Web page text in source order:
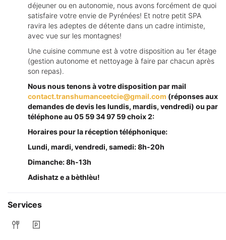
déjeuner ou en autonomie, nous avons forcément de quoi
satisfaire votre envie de Pyrénées! Et notre petit SPA
ravira les adeptes de détente dans un cadre intimiste,
avec vue sur les montagnes!
Une cuisine commune est à votre disposition au 1er étage
(gestion autonome et nettoyage à faire par chacun après
son repas).
Nous nous tenons à votre disposition par mail
contact.transhumanceetcie@gmail.com (réponses aux
demandes de devis les lundis, mardis, vendredi) ou par
téléphone au 05 59 34 97 59 choix 2:
Horaires pour la réception téléphonique:
Lundi, mardi, vendredi, samedi: 8h-20h
Dimanche: 8h-13h
Adishatz e a bèthlèu!
Services